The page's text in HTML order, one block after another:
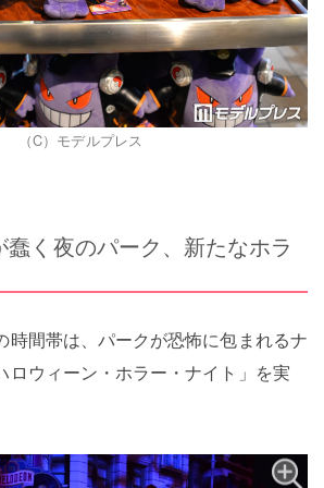
（C）モデルプレス
蠢く夜のパーク、新たなホラ
時間帯は、パークが恐怖に包まれるナ
ロウィーン・ホラー・ナイト」を実